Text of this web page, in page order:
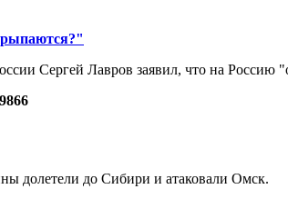
рыпаются?"
Сергей Лавров заявил, что на Россию
9866
долетели до Сибири и атаковали Омск.